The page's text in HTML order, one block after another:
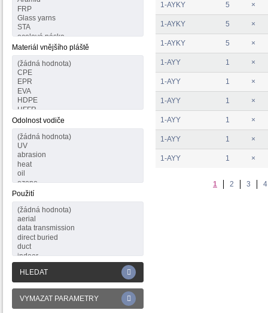
Materiál vnějšího pláště
Odolnost vodiče
Použití
HLEDAT
VYMAZAT PARAMETRY
1-AYKY 5 ×
1-AYKY 5 ×
1-AYKY 5 ×
1-AYY 1 ×
1-AYY 1 ×
1-AYY 1 ×
1-AYY 1 ×
1-AYY 1 ×
1-AYY 1 ×
1 2 3 4